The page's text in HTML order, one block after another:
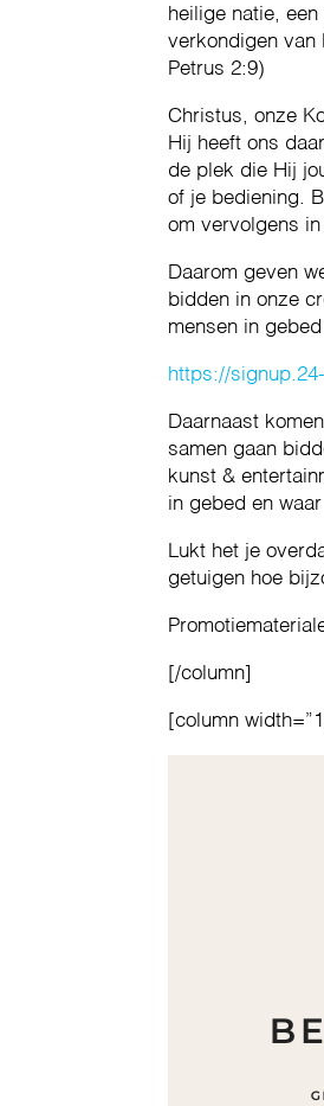
heilige natie,
verkondigen van
Petrus 2:9)
Christus, onze
Hij heeft ons
de plek die Hij
of je bediening.
om vervolgens
Daarom geven
bidden in onze
mensen in
https://
Daarnaast
samen gaan
kunst &
in gebed en
Lukt het je
getuigen hoe
[/column]
[column